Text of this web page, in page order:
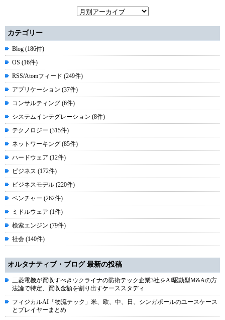
カテゴリー
Blog (186件)
OS (16件)
RSS/Atomフィード (249件)
アプリケーション (37件)
コンサルティング (6件)
システムインテグレーション (8件)
テクノロジー (315件)
ネットワーキング (85件)
ハードウェア (12件)
ビジネス (172件)
ビジネスモデル (220件)
ベンチャー (262件)
ミドルウェア (1件)
検索エンジン (79件)
社会 (140件)
オルタナティブ・ブログ 最新の投稿
三菱電機が買収すべきウクライナの防衛テック企業3社をAI駆動型M&Aの方
法論で特定、買収金額を割り出すケーススタディ
フィジカルAI「物流テック」米、欧、中、日、シンガポールのユースケース
とプレイヤーまとめ